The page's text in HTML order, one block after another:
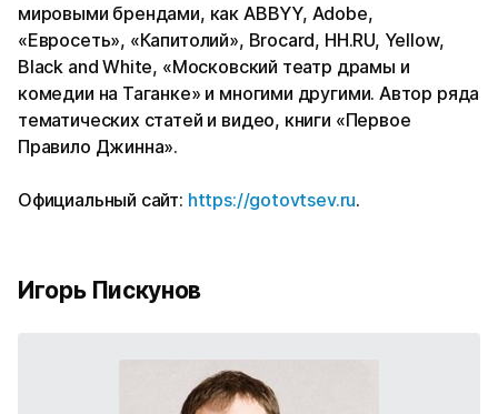
мировыми брендами, как ABBYY, Adobe,
«Евросеть», «Капитолий», Brocard, HH.RU, Yellow,
Black and White, «Московский театр драмы и
комедии на Таганке» и многими другими. Автор ряда
тематических статей и видео, книги «Первое
Правило Джинна».
Официальный сайт: https://gotovtsev.ru.
Игорь Пискунов